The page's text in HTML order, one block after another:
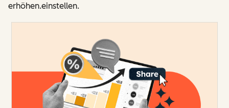
erhöhen.einstellen.